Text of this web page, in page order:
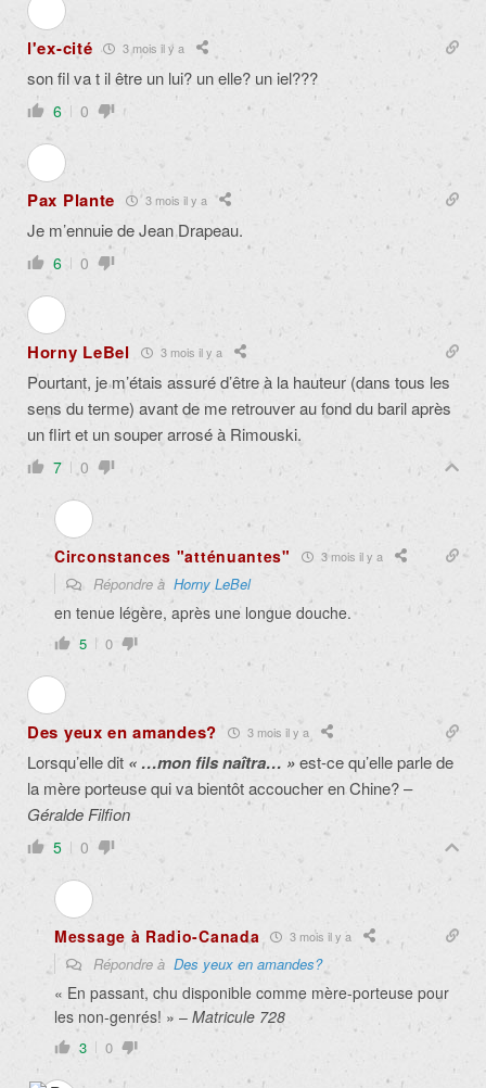
l'ex-cité 3 mois il y a
son fil va t il être un lui? un elle? un iel???
6 0
Pax Plante 3 mois il y a
Je m’ennuie de Jean Drapeau.
6 0
Horny LeBel 3 mois il y a
Pourtant, je m’étais assuré d’être à la hauteur (dans tous les
sens du terme) avant de me retrouver au fond du baril après
un flirt et un souper arrosé à Rimouski.
7 0
Circonstances "atténuantes" 3 mois il y a
Répondre à Horny LeBel
en tenue légère, après une longue douche.
5 0
Des yeux en amandes? 3 mois il y a
Lorsqu’elle dit « …mon fils naîtra… »est-ce qu’elle parle de
la mère porteuse qui va bientôt accoucher en Chine? –
Géralde Filfion
5 0
Message à Radio-Canada 3 mois il y a
Répondre à Des yeux en amandes?
« En passant, chu disponible comme mère-porteuse pour
les non-genrés! » – Matricule 728
3 0